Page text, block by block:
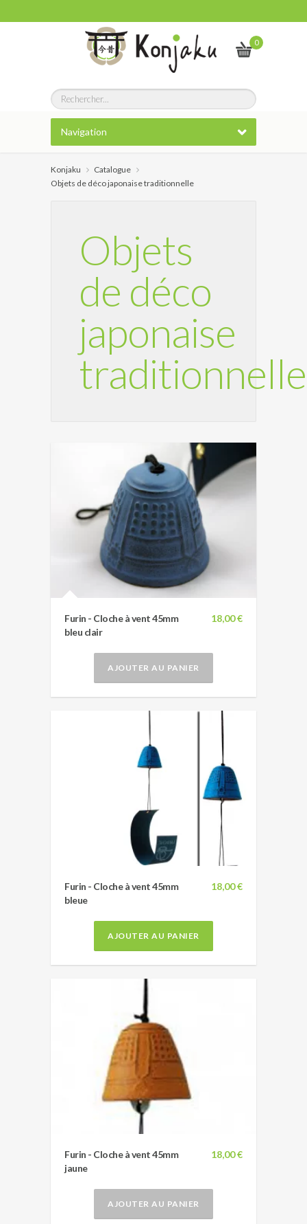
0
Navigation
Konjaku
Catalogue
Objets de déco japonaise traditionnelle
Objets
de déco
japonaise
traditionnelle
18,00 €
Furin - Cloche à vent 45mm
bleu clair
AJOUTER AU PANIER
18,00 €
Furin - Cloche à vent 45mm
bleue
AJOUTER AU PANIER
18,00 €
Furin - Cloche à vent 45mm
jaune
AJOUTER AU PANIER